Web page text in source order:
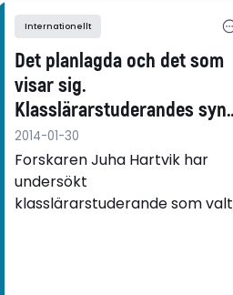
Internationellt
Det planlagda och det som
visar sig.
Klasslärarstuderandes syn
på undervisning i teknisk
slöjd
2014-01-30
Forskaren Juha Hartvik har
undersökt
klasslärarstuderande som valt